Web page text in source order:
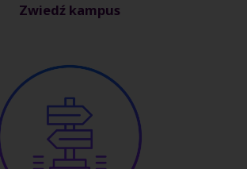
Zwiedź kampus